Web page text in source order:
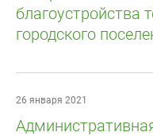
благоустройства
городского
26 января 2021